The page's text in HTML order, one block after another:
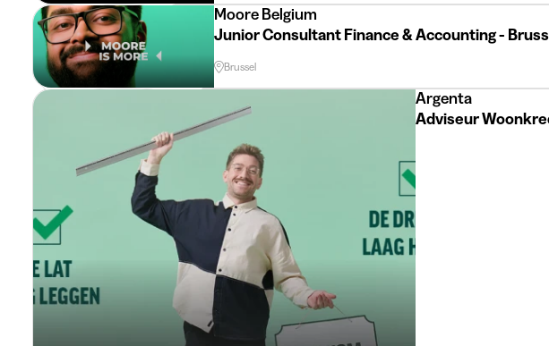
Moore Belgium
Junior Consultant Finance & Accounting -
Brussel
Argenta
Adviseur